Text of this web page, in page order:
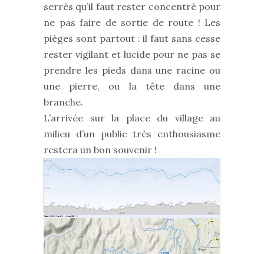
serrés qu’il faut rester concentré pour
ne pas faire de sortie de route ! Les
pièges sont partout : il faut sans cesse
rester vigilant et lucide pour ne pas se
prendre les pieds dans une racine ou
une pierre, ou la tête dans une
branche.
L’arrivée sur la place du village au
milieu d’un public très enthousiasme
restera un bon souvenir !